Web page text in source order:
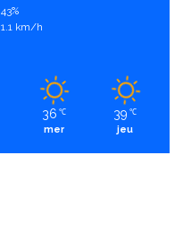
43%
1.1 km/h
36 ℃
mer
39 ℃
jeu